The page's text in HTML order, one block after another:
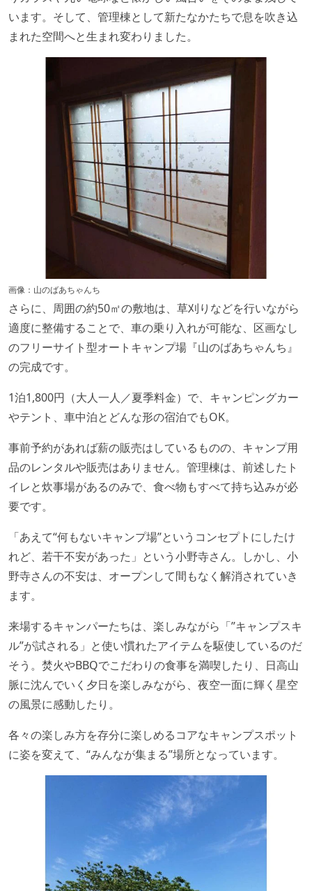
います。そして、管理棟として新たなかたちで息を吹き込
まれた空間へと生まれ変わりました。
画像：山のばあちゃんち
さらに、周囲の約50㎡の敷地は、草刈りなどを行いながら
適度に整備することで、車の乗り入れが可能な、区画なし
のフリーサイト型オートキャンプ場『山のばあちゃんち』
の完成です。
1泊1,800円（大人一人／夏季料金）で、キャンピングカー
やテント、車中泊とどんな形の宿泊でもOK。
事前予約があれば薪の販売はしているものの、キャンプ用
品のレンタルや販売はありません。管理棟は、前述したト
イレと炊事場があるのみで、食べ物もすべて持ち込みが必
要です。
「あえて“何もないキャンプ場”というコンセプトにしたけ
れど、若干不安があった」という小野寺さん。しかし、小
野寺さんの不安は、オープンして間もなく解消されていき
ます。
来場するキャンパーたちは、楽しみながら「”キャンプスキ
ル”が試される」と使い慣れたアイテムを駆使しているのだ
そう。焚火やBBQでこだわりの食事を満喫したり、日高山
脈に沈んでいく夕日を楽しみながら、夜空一面に輝く星空
の風景に感動したり。
各々の楽しみ方を存分に楽しめるコアなキャンプスポット
に姿を変えて、“みんなが集まる”場所となっています。